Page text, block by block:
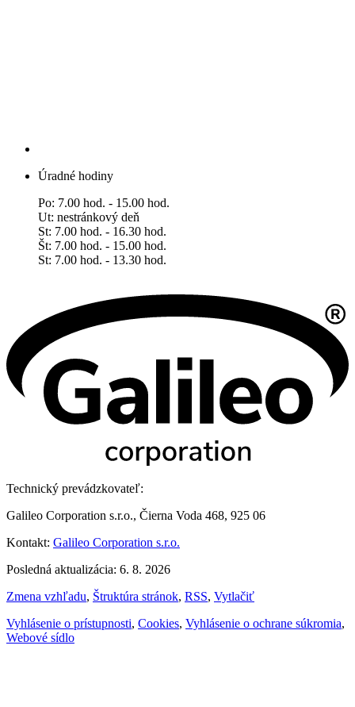
Úradné hodiny
Po: 7.00 hod. - 15.00 hod.
Ut: nestránkový deň
St: 7.00 hod. - 16.30 hod.
Št: 7.00 hod. - 15.00 hod.
​​​​​​​St: 7.00 hod. - 13.30 hod.
Technický prevádzkovateľ:
Galileo Corporation s.r.o., Čierna Voda 468, 925 06
Kontakt: Galileo Corporation s.r.o.
Posledná aktualizácia: 6. 8. 2026
Zmena vzhľadu, Štruktúra stránok, RSS, Vytlačiť
Vyhlásenie o prístupnosti, Cookies, Vyhlásenie o ochrane súkromia,
Webové sídlo